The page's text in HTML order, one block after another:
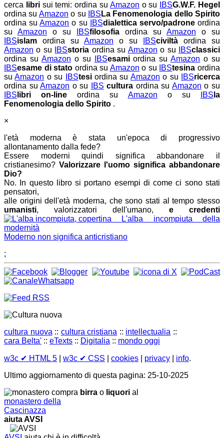
cerca librisui temi:ordina su Amazon o su IBSG.W.F. Hegel
ordina su Amazon o su IBS La Fenomenologia dello Spirito
ordina suAmazon o su IBSdialettica servo/padrone ordina
su Amazon o su IBSfilosofia ordina su Amazon o su
IBSislam ordina su Amazon o su IBSciviltà
ordina su
Amazon o su IBSstoria ordina su Amazon o su IBSclassici
ordina su Amazon o su IBSesami ordina suAmazon o su
IBSesame di stato ordina su Amazon o su IBStesina ordina
suAmazon o su IBStesi ordina su Amazon o su IBSricerca
ordina suAmazon o su IBS cultura ordina su Amazon o su
IBS libri on-line ordina su Amazon o su IBS la
Fenomenologia dello Spirito .
×
l'età moderna è stata un'epoca di progressivo
allontanamento dalla fede?
Essere moderni quindi significa abbandonare il
cristianesimo? Valorizzare l'uomo significa abbandonare
Dio?
No. In questo libro si portano esempi di come ci sono stati
pensatori,
alle origini dell'età moderna, che sono stati al tempo stesso
umanisti, valorizzatori dell'umano, e credenti
L'alba incompiuta della
modernità
Moderno non significa anticristiano
;
cultura nuova :: cultura cristiana :: intellectualia ::
cara Belta' :: eTexts :: Digitalia :: mondo oggi
w3c ✔ HTML 5 w3c ✔ CSS cookies privacy info.
Ultimo aggiornamento di questa pagina: 25-10-2025
compra birra o liquori al
monastero della
Cascinazza
aiuta AVSI